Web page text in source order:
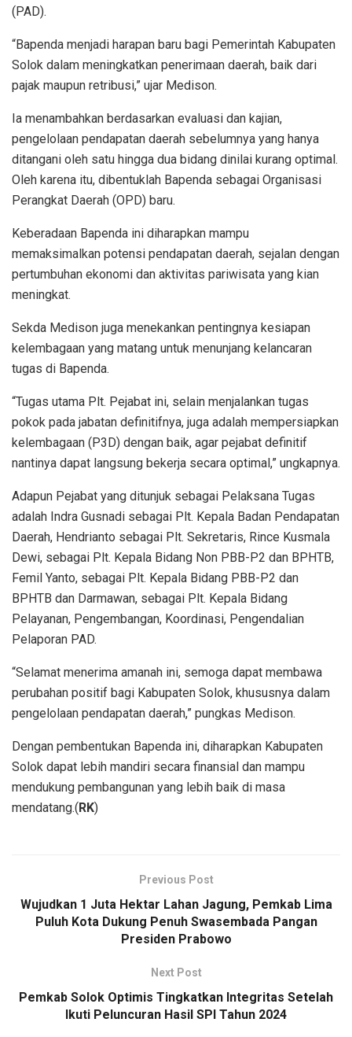
(PAD).
“Bapenda menjadi harapan baru bagi Pemerintah Kabupaten
Solok dalam meningkatkan penerimaan daerah, baik dari
pajak maupun retribusi,” ujar Medison.
Ia menambahkan berdasarkan evaluasi dan kajian,
pengelolaan pendapatan daerah sebelumnya yang hanya
ditangani oleh satu hingga dua bidang dinilai kurang optimal.
Oleh karena itu, dibentuklah Bapenda sebagai Organisasi
Perangkat Daerah (OPD) baru.
Keberadaan Bapenda ini diharapkan mampu
memaksimalkan potensi pendapatan daerah, sejalan dengan
pertumbuhan ekonomi dan aktivitas pariwisata yang kian
meningkat.
Sekda Medison juga menekankan pentingnya kesiapan
kelembagaan yang matang untuk menunjang kelancaran
tugas di Bapenda.
“Tugas utama Plt. Pejabat ini, selain menjalankan tugas
pokok pada jabatan definitifnya, juga adalah mempersiapkan
kelembagaan (P3D) dengan baik, agar pejabat definitif
nantinya dapat langsung bekerja secara optimal,” ungkapnya.
Adapun Pejabat yang ditunjuk sebagai Pelaksana Tugas
adalah Indra Gusnadi sebagai Plt. Kepala Badan Pendapatan
Daerah, Hendrianto sebagai Plt. Sekretaris, Rince Kusmala
Dewi, sebagai Plt. Kepala Bidang Non PBB-P2 dan BPHTB,
Femil Yanto, sebagai Plt. Kepala Bidang PBB-P2 dan
BPHTB dan Darmawan, sebagai Plt. Kepala Bidang
Pelayanan, Pengembangan, Koordinasi, Pengendalian
Pelaporan PAD.
“Selamat menerima amanah ini, semoga dapat membawa
perubahan positif bagi Kabupaten Solok, khususnya dalam
pengelolaan pendapatan daerah,” pungkas Medison.
Dengan pembentukan Bapenda ini, diharapkan Kabupaten
Solok dapat lebih mandiri secara finansial dan mampu
mendukung pembangunan yang lebih baik di masa
mendatang.(RK)
Previous Post
Wujudkan 1 Juta Hektar Lahan Jagung, Pemkab Lima
Puluh Kota Dukung Penuh Swasembada Pangan
Presiden Prabowo
Next Post
Pemkab Solok Optimis Tingkatkan Integritas Setelah
Ikuti Peluncuran Hasil SPI Tahun 2024